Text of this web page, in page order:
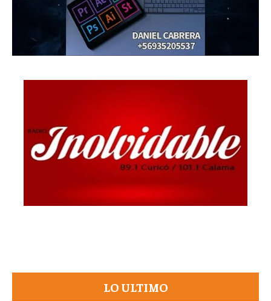
LO ULTIMO